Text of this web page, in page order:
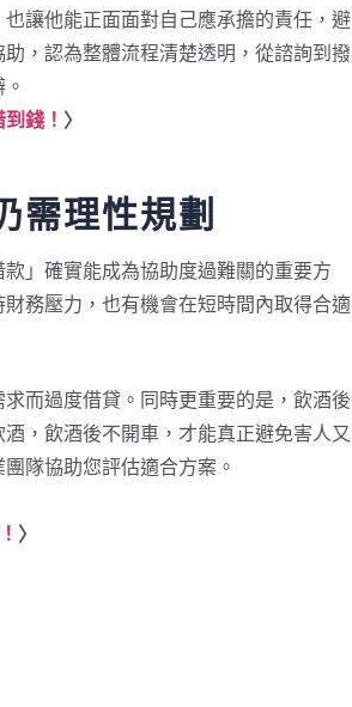
讓他能正面面對自己應承擔的責任，避
，認為整體流程清楚透明，從諮詢到撥
錢！ 〉
需理性規劃
」確實能成為協助度過難關的重要方
務壓力，也有機會在短時間內取得合適
而過度借貸。同時更重要的是，飲酒後
，飲酒後不開車，才能真正避免害人又
團隊協助您評估適合方案。
〉